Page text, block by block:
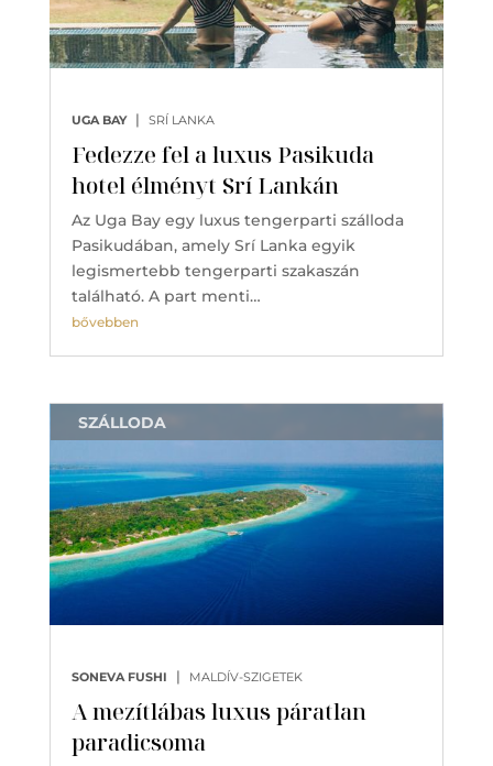
Fedezze fel a luxus Pasikuda
hotel élményt Srí Lankán
UGA BAY | SRÍ LANKA
Az Uga Bay egy luxus tengerparti szálloda
Pasikudában, amely Srí Lanka egyik
legismertebb tengerparti szakaszán
található. A part menti…
bővebben
A mezítlábas luxus páratlan
paradicsoma
SONEVA FUSHI | MALDÍV-SZIGETEK
SZÁLLODA